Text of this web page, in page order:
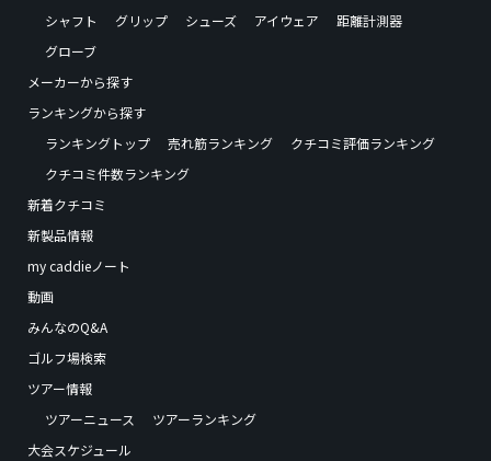
シャフト
グリップ シューズ アイウェア
距離計測器
グローブ
メーカーから探す
ランキングから探す
ランキングトップ
売れ筋ランキング
クチコミ評価ランキング
クチコミ件数ランキング
新着クチコミ
新製品情報
my caddieノート
動画
みんなのQ&A
ゴルフ場検索
ツアー情報
ツアーニュース
ツアーランキング
大会スケジュール